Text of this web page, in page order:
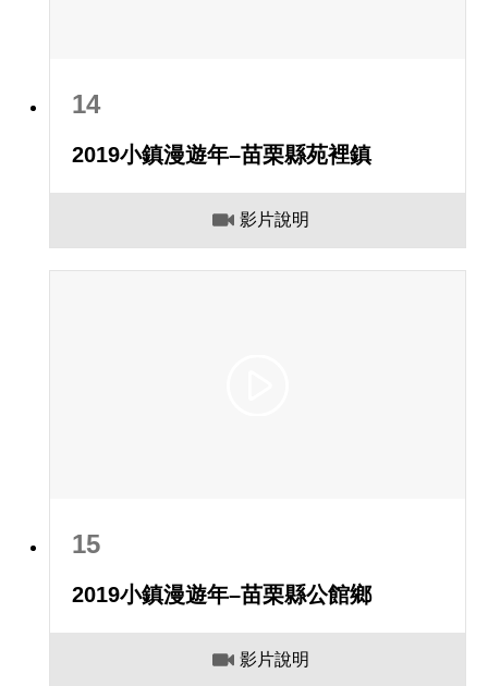
14
2019小鎮漫遊年–苗栗縣苑裡鎮
影片說明
15
2019小鎮漫遊年–苗栗縣公館鄉
影片說明